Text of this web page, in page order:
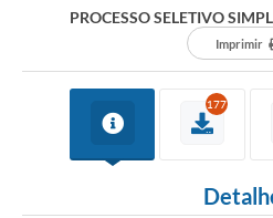
PROCESSO SELETIVO
Imprimir
177